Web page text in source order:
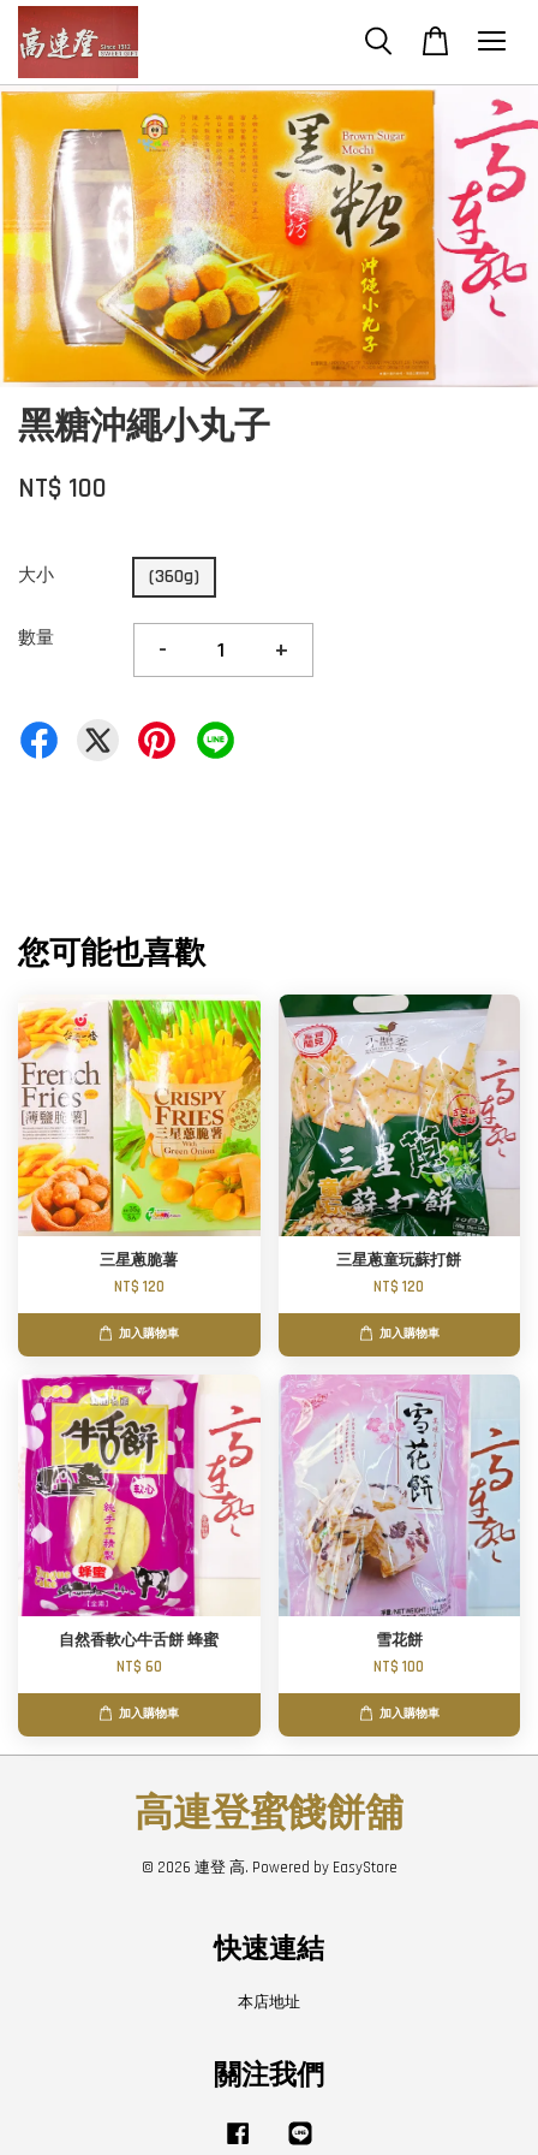
黑糖沖繩小丸子
NT$ 100
大小 (360g)
數量 - +
您可能也喜歡
三星蔥脆薯
NT$ 120
加入購物車
三星蔥童玩蘇打餅
NT$ 120
加入購物車
自然香軟心牛舌餅 蜂蜜
NT$ 60
加入購物車
雪花餅
NT$ 100
加入購物車
高連登蜜餞餅舖
© 2026 連登 高. Powered by EasyStore
快速連結
本店地址
關注我們
Facebook